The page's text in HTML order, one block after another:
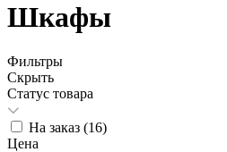
Шкафы
Фильтры
Скрыть
Статус товара
На заказ (16)
Цена